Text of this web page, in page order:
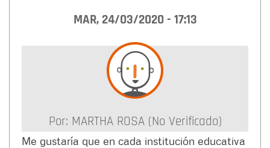
MAR, 24/03/2020 - 17:13
Por: MARTHA ROSA (no Verificado)
Me gustaría que en cada institución educativa